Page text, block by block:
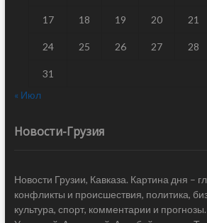
17 18 19 20 21
24 25 26 27 28
31
« Июл
Новости-Грузия
Новости Грузии, Кавказа. Картина дня –
конфликты и происшествия, политика,
культура, спорт, комментарии и